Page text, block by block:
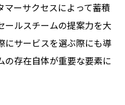
マーサクセスによって蓄積
ールスチームの提案力を大
にサービスを選ぶ際にも導
の存在自体が重要な要素に